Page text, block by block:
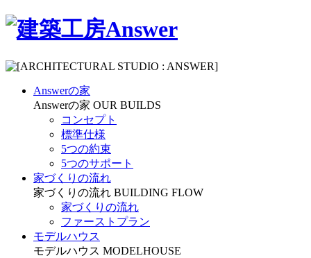
Answerの家
Answerの家 OUR BUILDS
コンセプト
標準仕様
5つの約束
5つのサポート
家づくりの流れ
家づくりの流れ BUILDING FLOW
家づくりの流れ
ファーストプラン
モデルハウス
モデルハウス MODELHOUSE